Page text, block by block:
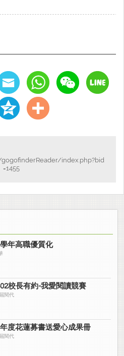
index.php?bid
=1455
年高職優質化
校長有約-我愛閱讀競賽
閱代
年度花蓮募書送愛心成果冊
閱代